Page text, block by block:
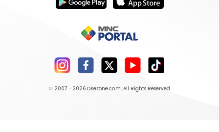
© 2007 - 2026 Okezone.com, All Rights Reserved